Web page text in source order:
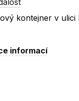
kontejner v
informací